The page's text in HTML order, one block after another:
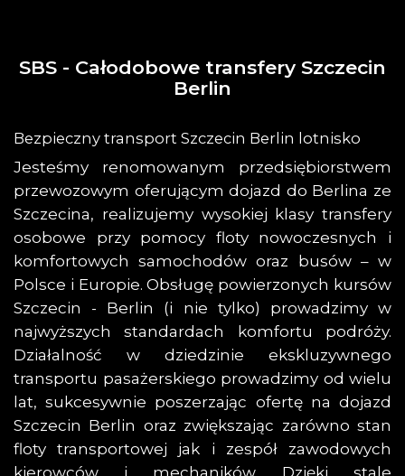
SBS - Całodobowe transfery Szczecin
Berlin
Bezpieczny transport Szczecin Berlin lotnisko
Jesteśmy renomowanym przedsiębiorstwem
przewozowym oferującym dojazd do Berlina ze
Szczecina, realizujemy wysokiej klasy transfery
osobowe przy pomocy floty nowoczesnych i
komfortowych samochodów oraz busów – w
Polsce i Europie. Obsługę powierzonych kursów
Szczecin - Berlin (i nie tylko) prowadzimy w
najwyższych standardach komfortu podróży.
Działalność w dziedzinie ekskluzywnego
transportu pasażerskiego prowadzimy od wielu
lat, sukcesywnie poszerzając ofertę na dojazd
Szczecin Berlin oraz zwiększając zarówno stan
floty transportowej jak i zespół zawodowych